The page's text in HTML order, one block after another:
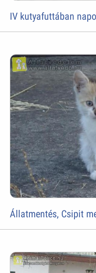
IV kutyafuttában
Állatmentés, Csipit